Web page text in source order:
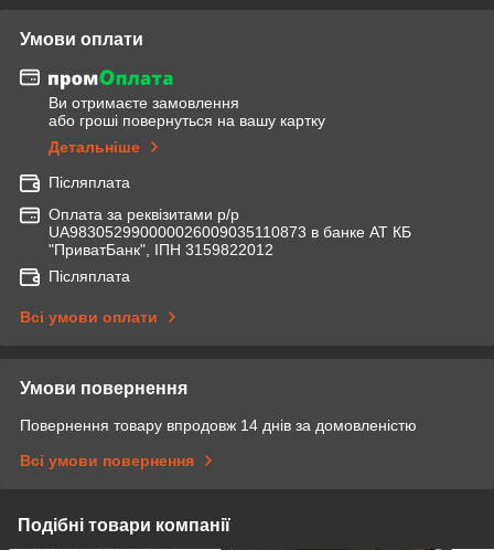
Умови оплати
Ви отримаєте замовлення
або гроші повернуться на вашу картку
Детальніше
Післяплата
Оплата за реквізитами р/р
UA983052990000026009035110873 в банке АТ КБ
"ПриватБанк", ІПН 3159822012
Післяплата
Всі умови оплати
Умови повернення
Повернення товару впродовж 14 днів за домовленістю
Всі умови повернення
Подібні товари компанії